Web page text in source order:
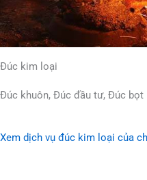
Đúc kim loại
Đúc khuôn, Đúc đầu tư, Đúc bọt
Xem dịch vụ đúc kim loại của